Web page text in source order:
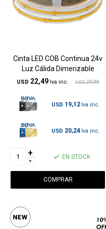
Cinta LED COB Continua 24v
Luz Cálida Dimerizable
USD 22,49 USD 24,99
USD 19,12
USD 20,24
+
- EN STOCK